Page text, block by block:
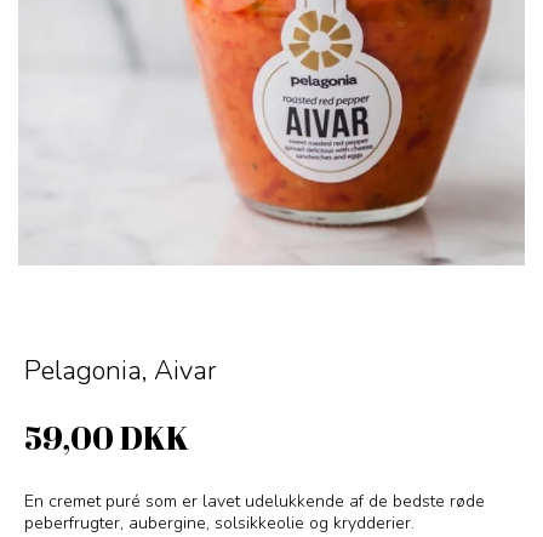
Pelagonia, Aivar
59,00 DKK
En cremet puré som er lavet udelukkende af de bedste røde
peberfrugter, aubergine, solsikkeolie og krydderier.